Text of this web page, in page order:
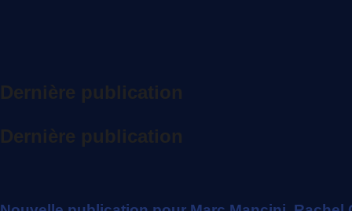
Dernière publication
Dernière publication